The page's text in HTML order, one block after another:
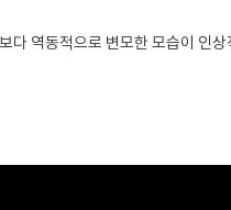
역동적으로 변모한 모습이 인